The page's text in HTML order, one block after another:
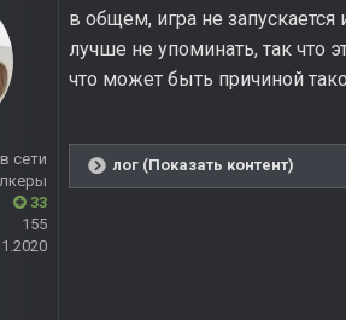
сети
33
155
в общем, игра не запускается
лучше не упоминать, так что
что может быть причиной
лог (Показать контент)